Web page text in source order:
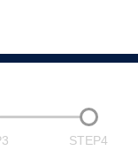
STEP4